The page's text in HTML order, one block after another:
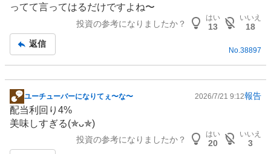
ってて言ってはるだけですよね〜
投資の参考になりましたか？
はい
13
いいえ
18
返信
No. 38897
掲
示
板
ユーチューバーになりてぇ〜な〜 2026/7/21 9:12報告
配当利回り4%
美味しすぎる(⁠✯⁠ᴗ⁠✯⁠)
投資の参考になりましたか？
はい
20
いいえ
3